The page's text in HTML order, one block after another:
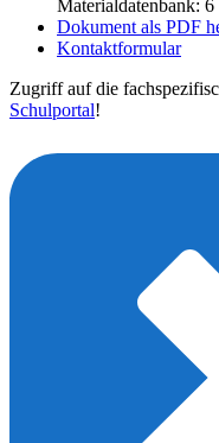
Materialdatenbank: 6
Dokument als PDF
Kontaktformular
Zugriff auf die
Schulportal!